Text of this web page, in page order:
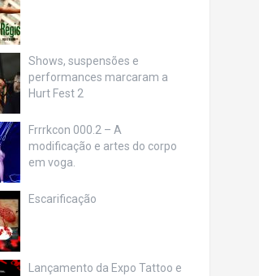
Shows, suspensões e
performances marcaram a
Hurt Fest 2
Frrrkcon 000.2 – A
modificação e artes do corpo
em voga.
Escarificação
Lançamento da Expo Tattoo e